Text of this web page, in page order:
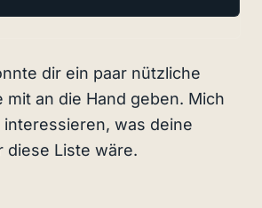
dir ein paar nützliche
mit an die Hand geben. Mich
was deine
diese Liste wäre.